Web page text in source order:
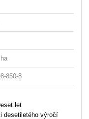
850-8
let
desetiletého výročí